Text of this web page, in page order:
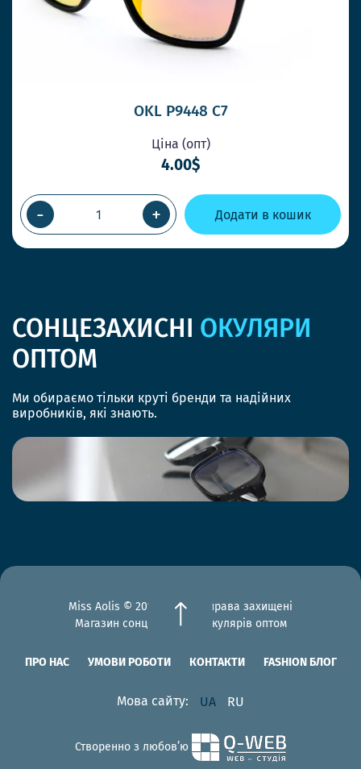
OKL P9448 C7
Ціна (опт)
4.00$
- + Додати в кошик
СОНЦЕЗАХИСНІ ОКУЛЯРИ
ОПТОМ
Ми обираємо тільки круті бренди та надійних
виробників, які знають.
Miss Aolis © 2012-2026 Всі права захищені
Магазин сонцезахисних окулярів оптом
ПРО НАС УМОВИ РОБОТИ КОНТАКТИ FASHION БЛОГ
Мова сайту: UA RU
Створенно з любов’ю